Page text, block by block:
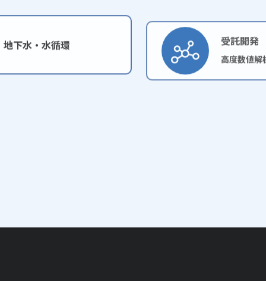
受託開発
高度数値解析